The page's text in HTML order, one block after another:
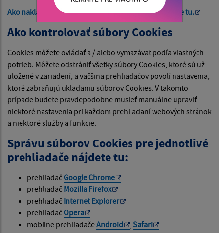
Ako nakladá Google s vašimi súbormi Cookies nájdetetu.
Ako kontrolovať súbory Cookies
Cookies môžete ovládať a / alebo vymazávať podľa vlastných
potrieb. Môžete odstrániť všetky súbory Cookies, ktoré sú už
uložené v zariadení, a väčšina prehliadačov povolí nastavenia,
ktoré zabraňujú ukladaniu súborov Cookies. V takomto
prípade budete pravdepodobne musieť manuálne upraviť
niektoré nastavenia pri každom prehliadaní webových stránok
a niektoré služby a funkcie.
Správu súborov Cookies pre jednotlivé
prehliadače nájdete tu:
prehliadač Google Chrome
prehliadač Mozilla Firefox
prehliadač Internet Explorer
prehliadač Opera
mobilne prehliadačeAndroid
Safari